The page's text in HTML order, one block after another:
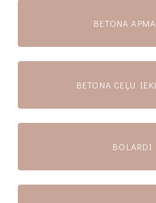
BETONA
BETONA CEĻU
BOLARDI